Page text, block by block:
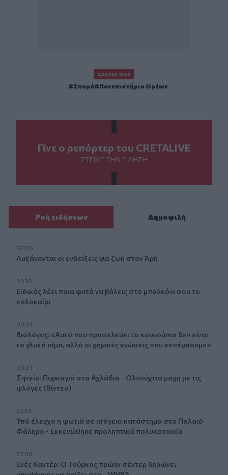
ΣΧΕΤΙΚΆ TAGS
Σπορά Πανεπιστήμιο Ορέων
Γίνε ο ρεπόρτερ του CRETALIVE
ΣΤΕΊΛΕ ΤΗΝ ΕΊΔΗΣΗ
Ροή ειδήσεων Δημοφιλή
02:30
Αυξάνονται οι ενδείξεις για ζωή στον Άρη
01:30
Ειδικός λέει ποια φυτά να βάλεις στο μπαλκόνι σου το
καλοκαίρι
00:31
Βιολόγος: «Αυτό που προσελκύει τα κουνούπια δεν είναι
το γλυκό αίμα, αλλά οι χημικές ενώσεις που εκπέμπουμε»
00:31
Σητεία: Πυρκαγιά στα Αχλάδια - Ολονύχτια μάχη με τις
φλόγες (Βίντεο)
23:55
Υπό έλεγχο η φωτιά σε ισόγειο κατάστημα στο Παλαιό
Φάληρο - Εκκενώθηκε προληπτικά πολυκατοικία
23:38
Ενές Καντέρ: Ο Τούρκος πρώην σέντερ δηλώνει